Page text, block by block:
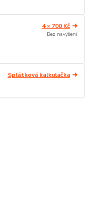
4 × 700 Kč
Bez navýšení
Splátková kalkulačka